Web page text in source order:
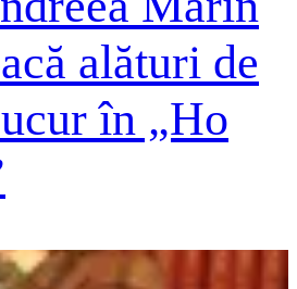
alături de
în „Ho